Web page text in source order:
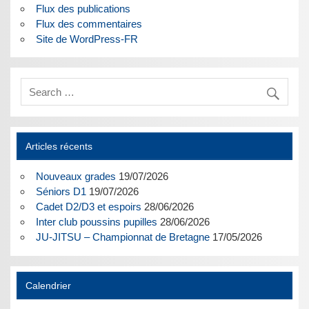
Flux des publications
Flux des commentaires
Site de WordPress-FR
Articles récents
Nouveaux grades 19/07/2026
Séniors D1 19/07/2026
Cadet D2/D3 et espoirs 28/06/2026
Inter club poussins pupilles 28/06/2026
JU-JITSU – Championnat de Bretagne 17/05/2026
Calendrier